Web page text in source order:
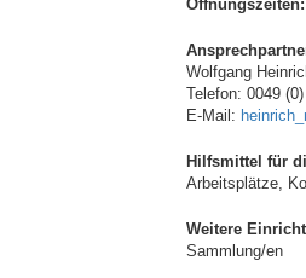
Öffnungszeiten:
Wolfgang
Telefon: 0049
E-Mail:
Hilfsmittel für
Arbeitsplätze,
Weitere
Sammlung/en